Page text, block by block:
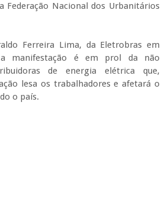
Federação Nacional dos Urbanitários
Ferreira Lima, da Eletrobras em
a manifestação é em prol da não
de energia elétrica que,
lesa os trabalhadores e afetará o
o país.